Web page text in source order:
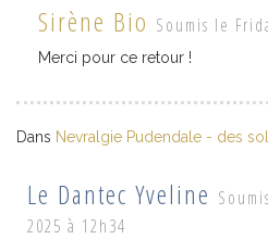
Sirène Bio Soumis le
Merci pour ce retour !
Dans Nevralgie Pudendale - des
Le Dantec Yveline
2025 à 12h34